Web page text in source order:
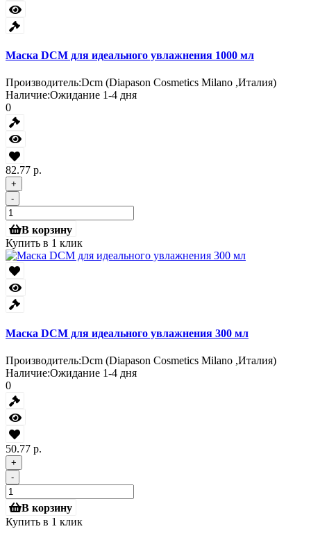
Маска DCM для идеального увлажнения 1000 мл
Производитель:Dcm (Diapason Cosmetics Milano ,Италия)
Наличие:Ожидание 1-4 дня
0
82.77 р.
+
-
В корзину
Купить в 1 клик
Маска DCM для идеального увлажнения 300 мл
Производитель:Dcm (Diapason Cosmetics Milano ,Италия)
Наличие:Ожидание 1-4 дня
0
50.77 р.
+
-
В корзину
Купить в 1 клик